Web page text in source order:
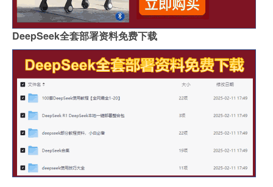
DeepSeek全套部署资料免费下载